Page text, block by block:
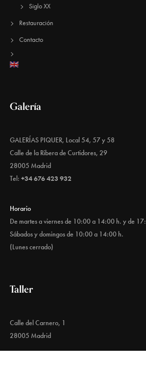
Siglo XX
Restauración
Contacto
Galería
GALERÍAS PIQUER, Local 54, 57 y 58
Calle de la Ribera de Curtidores, 29
28005 Madrid
Tel: +34 676 423 932
Horario
De martes a viernes de 10:00 a 14:00 h. y de
Sábados y domingos de 10:00 a 14:00 h.
(Lunes cerrado)
Taller
Calle del Carnero, 1
28005 Madrid